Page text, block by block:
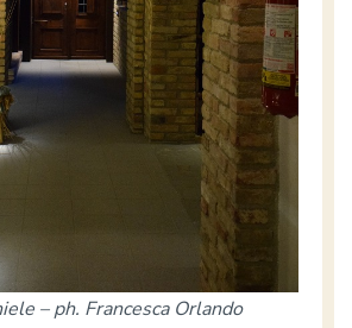
– ph. Francesca Orlando